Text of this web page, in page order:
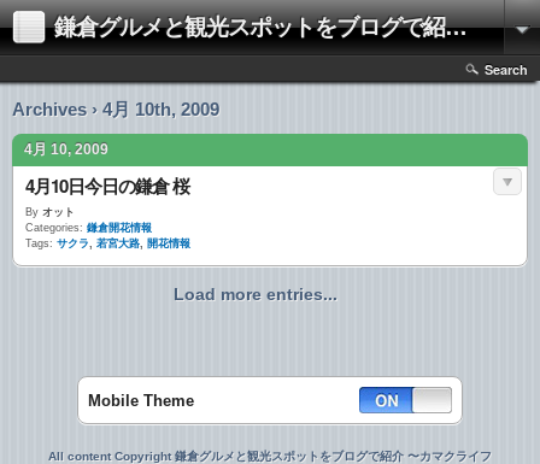
鎌倉グルメと観光スポットをブログで紹介 〜カマクライフ（kamakura life）〜
Search
Archives › 4月 10th, 2009
4月 10, 2009
4月10日今日の鎌倉 桜
By オット
Categories: 鎌倉開花情報
Tags: サクラ, 若宮大路, 開花情報
Load more entries...
Mobile Theme
All content Copyright 鎌倉グルメと観光スポットをブログで紹介 〜カマクライフ